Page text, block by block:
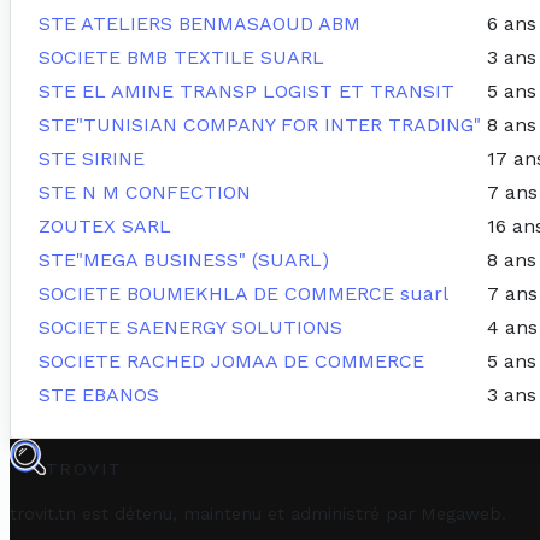
STE ATELIERS BENMASAOUD ABM
6 ans
SOCIETE BMB TEXTILE SUARL
3 ans
STE EL AMINE TRANSP LOGIST ET TRANSIT
5 ans
STE"TUNISIAN COMPANY FOR INTER TRADING" 8 ans
STE SIRINE
17
STE N M CONFECTION
7 ans
ZOUTEX SARL
16
STE"MEGA BUSINESS" (SUARL)
8 ans
SOCIETE BOUMEKHLA DE COMMERCE suarl
7 ans
SOCIETE SAENERGY SOLUTIONS
4 ans
SOCIETE RACHED JOMAA DE COMMERCE
5 ans
STE EBANOS
3 ans
TROVIT
trovit.tn est détenu, maintenu et administré par Megaweb